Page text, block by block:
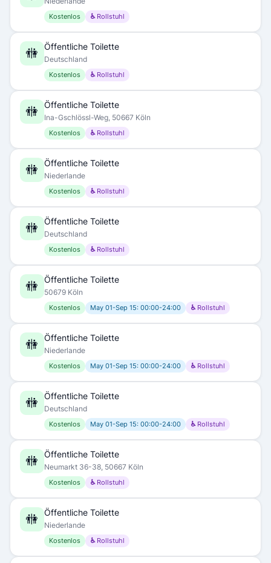
Kostenlos ♿ Rollstuhl
🚻 Öffentliche Toilette
Deutschland
Kostenlos ♿ Rollstuhl
🚻 Öffentliche Toilette
Ina-Gschlössl-Weg, 50667 Köln
Kostenlos ♿ Rollstuhl
🚻 Öffentliche Toilette
Niederlande
Kostenlos ♿ Rollstuhl
🚻 Öffentliche Toilette
Deutschland
Kostenlos ♿ Rollstuhl
🚻 Öffentliche Toilette
50679 Köln
Kostenlos May 01-Sep 15: 00:00-24:00 ♿ Rollstuhl
🚻 Öffentliche Toilette
Niederlande
Kostenlos May 01-Sep 15: 00:00-24:00 ♿ Rollstuhl
🚻 Öffentliche Toilette
Deutschland
Kostenlos May 01-Sep 15: 00:00-24:00 ♿ Rollstuhl
🚻 Öffentliche Toilette
Neumarkt 36-38, 50667 Köln
Kostenlos ♿ Rollstuhl
🚻 Öffentliche Toilette
Niederlande
Kostenlos ♿ Rollstuhl